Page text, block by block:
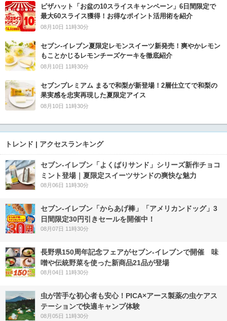
ピザハット「お盆の10スライスキャンペーン」6日間限定で
最大60スライス獲得！お得なポイント活用術を紹介
08月10日 11時30分
セブン‐イレブン夏限定レモンスイーツ新発売！爽やかレモン
もことかじるレモンチーズケーキを徹底紹介
08月10日 11時30分
セブンプレミアム まるで和梨が新登場！2層仕立てで和梨の
果実感を忠実再現した夏限定アイス
08月10日 11時30分
トレンド | アクセスランキング
セブン‐イレブン「よくばりサンド」シリーズ新作チョコ
ミント登場｜夏限定スイーツサンドの爽快な魅力
08月06日 11時30分
セブン‐イレブン「からあげ棒」「アメリカンドッグ」3
日間限定30円引きセールを開催中！
08月07日 11時30分
長野県150周年記念フェアがセブン-イレブンで開催 味
噌や伝統野菜を使った新商品21品が登場
08月04日 11時30分
虫が苦手な初心者も安心！PICA×アース製薬の虫ケアス
テーションで快適キャンプ体験
08月05日 11時30分